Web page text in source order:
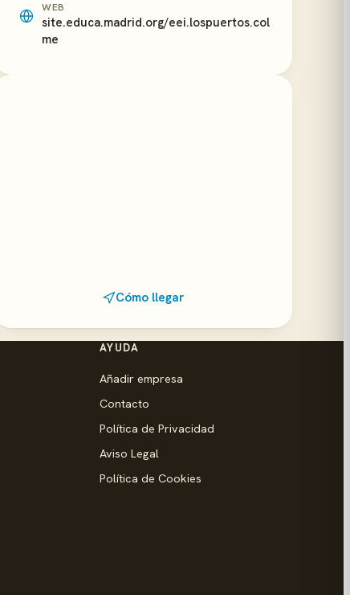
WEB
site.educa.madrid.org/eei.lospuertos.col
me
Cómo llegar
AYUDA
Añadir empresa
Contacto
Política de Privacidad
Aviso Legal
Política de Cookies